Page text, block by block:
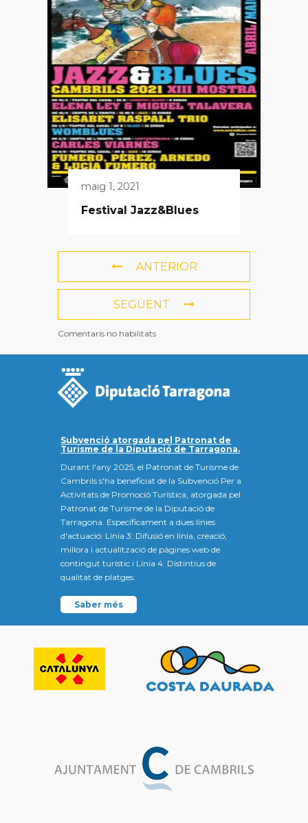
maig 1, 2021
Festival Jazz&Blues
ANTERIOR
SEGÜENT
Comentaris no habilitats
Subvenció atorgada pel Patronat de
Turisme de la Diputació de Tarragona.
Durant l'any 2025, el Patronat de Turisme de
Cambrils s'ha beneficiat de la Subvenció Per a
Activitats de Promoció Turística, atorgada pel
Patronat de Turisme de la Diputació de
Tarragona. Específicament a dues línies
d'actuació: Línia 3: Difusió en línia, creació,
millora i actualització de pàgines web de
contingut turístic i Línia 4: Distintius de
qualitat de platges.
Saber més